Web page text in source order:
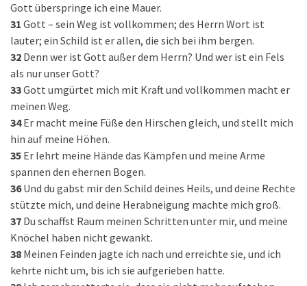
Gott überspringe ich eine Mauer.
31 Gott – sein Weg ist vollkommen; des Herrn Wort ist
lauter; ein Schild ist er allen, die sich bei ihm bergen.
32 Denn wer ist Gott außer dem Herrn? Und wer ist ein Fels
als nur unser Gott?
33Gott umgürtet mich mit Kraft und vollkommen macht er
meinen Weg.
34 Er macht meine Füße den Hirschen gleich, und stellt mich
hin auf meine Höhen.
35 Er lehrt meine Hände das Kämpfen und meine Arme
spannen den ehernen Bogen.
36 Und du gabst mir den Schild deines Heils, und deine Rechte
stützte mich, und deine Herabneigung machte mich groß.
37 Du schaffst Raum meinen Schritten unter mir, und meine
Knöchel haben nicht gewankt.
38 Meinen Feinden jagte ich nach und erreichte sie, und ich
kehrte nicht um, bis ich sie aufgerieben hatte.